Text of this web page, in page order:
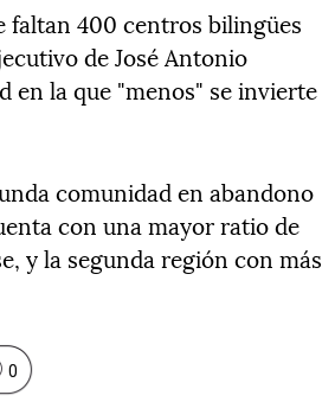
faltan 400 centros bilingües
de José Antonio
en la que "menos" se invierte
comunidad en abandono
con una mayor ratio de
y la segunda región con más
0